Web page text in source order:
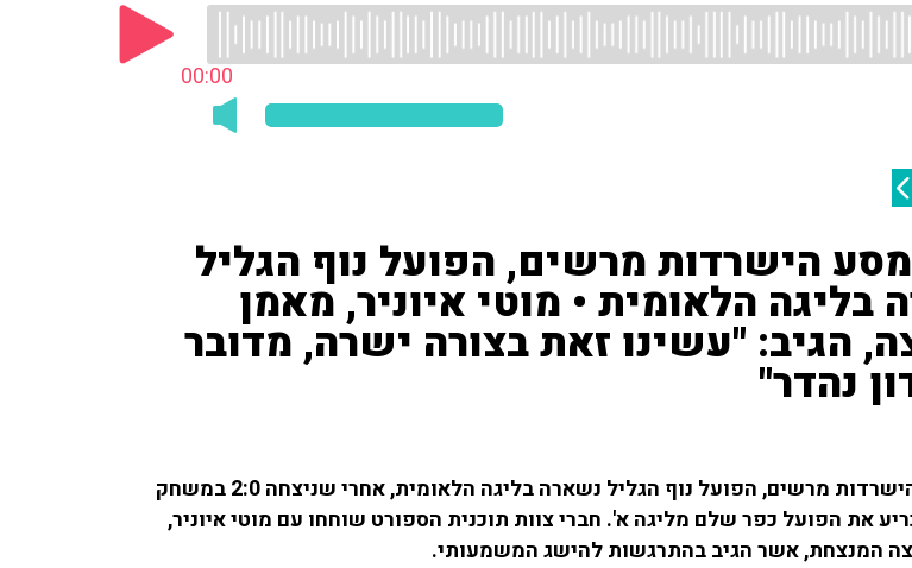
00:00
הישרדות מרשים, הפועל נוף הגליל
בליגה הלאומית • מוטי איוניר, מאמן
הגיב: "עשינו זאת בצורה ישרה, מדובר
נהדר"
אחרי מסע הישרדות מרשים, הפועל נוף הגליל נשארה בליגה הלאומית, אחרי שניצחה 2:0 במשחק
את הפועל כפר שלם מליגה א'. חברי צוות תוכנית הספורט שוחחו עם מוטי איוניר,
המנצחת, אשר הגיב בהתרגשות להישג המשמעותי.